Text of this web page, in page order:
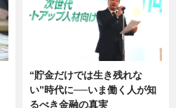
“貯金だけでは生き残れな
い”時代に──いま働く人が知
るべき金融の真実